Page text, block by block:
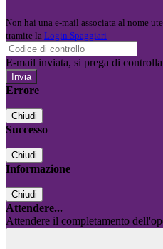
Non hai una e-mail associata al nome
tramite la Login Spaggiari
E-mail inviata, si prega di
Errore
Chiudi
Successo
Chiudi
Informazione
Chiudi
Attendere...
Attendere il completamento